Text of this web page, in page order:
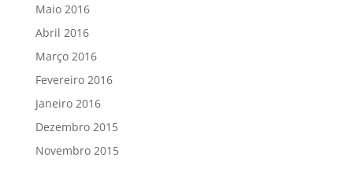
Maio 2016
Abril 2016
Março 2016
Fevereiro 2016
Janeiro 2016
Dezembro 2015
Novembro 2015